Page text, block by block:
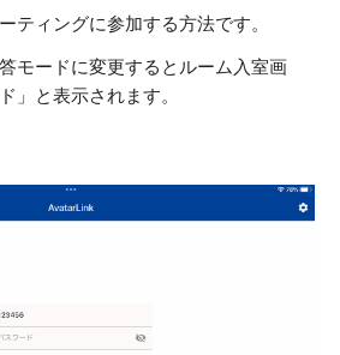
ティングに参加する方法です。
モードに変更するとルーム入室画
」と表示されます。